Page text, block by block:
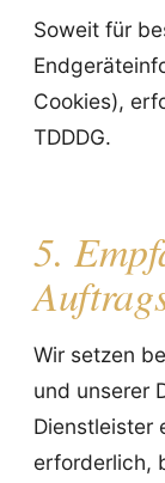
Soweit für
Cookies),
TDDDG.
5.
Wir setzen
und unserer
Dienstleister
erforderlich,